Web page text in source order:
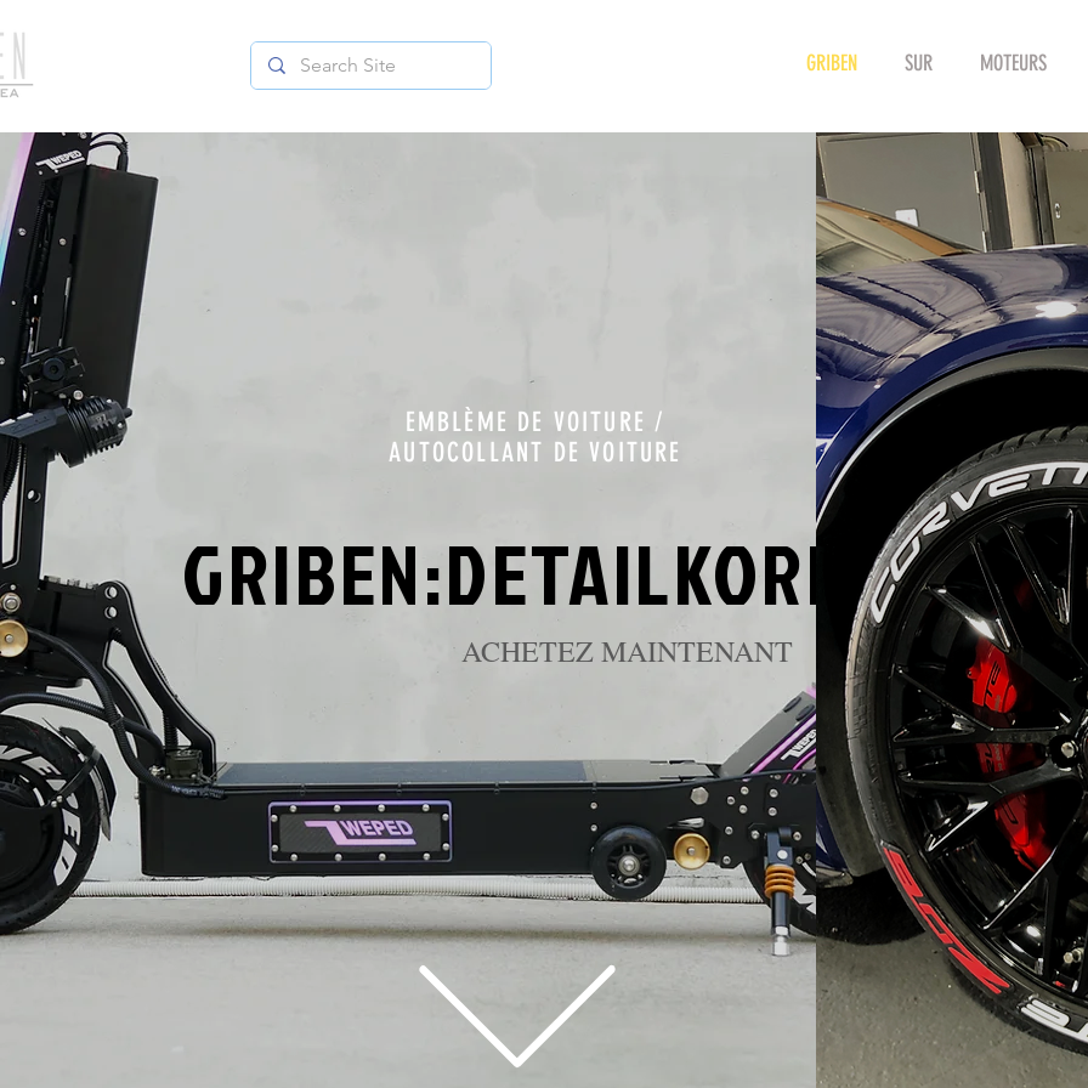
GRIBEN SUR MOTEURS
EMBLÈME DE VOITURE /
AUTOCOLLANT DE VOITURE
GRIBEN:DETAILKOREA
ACHETEZ MAINTENANT